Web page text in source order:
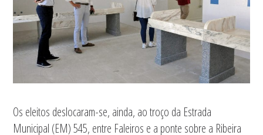
Os eleitos deslocaram-se, ainda, ao troço da Estrada
Municipal (EM) 545, entre Faleiros e a ponte sobre a Ribeira